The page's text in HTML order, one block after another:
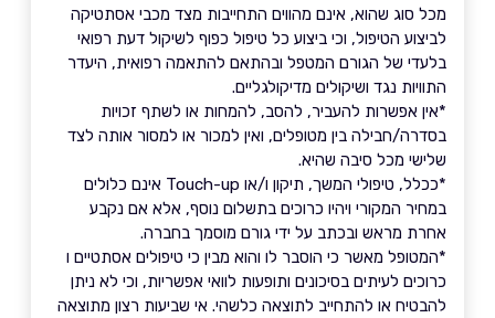
מכל סוג שהוא, אינם מהווים התחייבות מצד מכבי אסתטיקה
לביצוע הטיפול, וכי ביצוע כל טיפול כפוף לשיקול דעת רפואי
בלעדי של הגורם המטפל ובהתאם להתאמה רפואית, היעדר
התוויות נגד ושיקולים מדיקולגליים.
*אין אפשרות להעביר, להסב, להמחות או לשתף זכויות
בסדרה/חבילה בין מטופלים, ואין למכור או למסור אותה לצד
שלישי מכל סיבה שהיא.
*ככלל, טיפולי המשך, תיקון ו/או Touch-up אינם כלולים
במחיר המקורי ויהיו כרוכים בתשלום נוסף, אלא אם נקבע
אחרת מראש ובכתב על ידי גורם מוסמך בחברה.
*המטופל מאשר כי הוסבר לו והוא מבין כי טיפולים אסתטיים ו
כרוכים לעיתים בסיכונים ותופעות לוואי אפשריות, וכי לא ניתן
להבטיח או להתחייב לתוצאה כלשהי. אי שביעות רצון מתוצאה